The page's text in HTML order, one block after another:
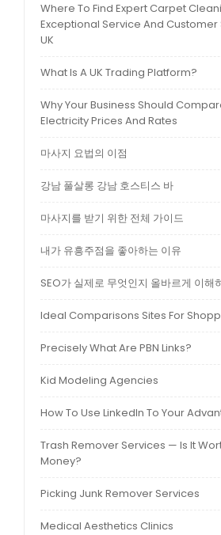
Where To Find Expert Carpet
Exceptional Service And Customer
UK
What Is A UK Trading Platform?
Why Your Business Should
Electricity Prices And Rates
마사지 요법의 이점
강남 풀살롱 강남 호스티스 바
마사지를 받기 위한 전체 가이드
내가 유흥주점을 좋아하는 이유
SEO가 실제로 무엇인지 올바르게 이해
Ideal Comparisons Sites For
Precisely What Are PBN Links?
Kid Modeling Agencies
How To Use LinkedIn To Your
Trash Remover Services — Is It
Money?
Picking Junk Remover Services
Medical Aesthetics Clinics